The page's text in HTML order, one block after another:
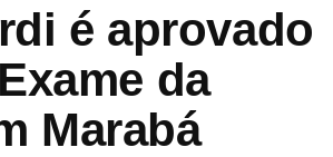
é aprovado
da
Marabá